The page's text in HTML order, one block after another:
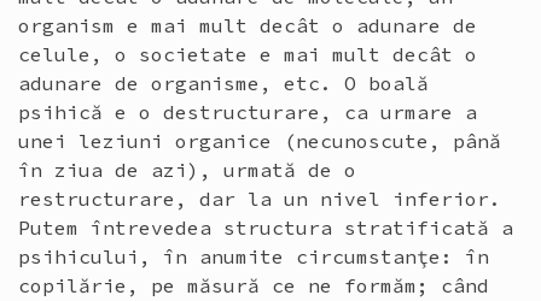
organism e mai mult decât o adunare de
celule, o societate e mai mult decât o
adunare de organisme, etc. O boală
psihică e o destructurare, ca urmare a
unei leziuni organice (necunoscute, până
în ziua de azi), urmată de o
restructurare, dar la un nivel inferior.
Putem întrevedea structura stratificată a
psihicului, în anumite circumstanţe: în
copilărie, pe măsură ce ne formăm; când